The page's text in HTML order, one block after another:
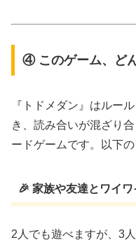
④ このゲーム、ど
『トドメダン』はルー
き、読み合いが混ざり
ードゲームです。以下
🎉 家族や友達とワイ
2人でも遊べますが、3